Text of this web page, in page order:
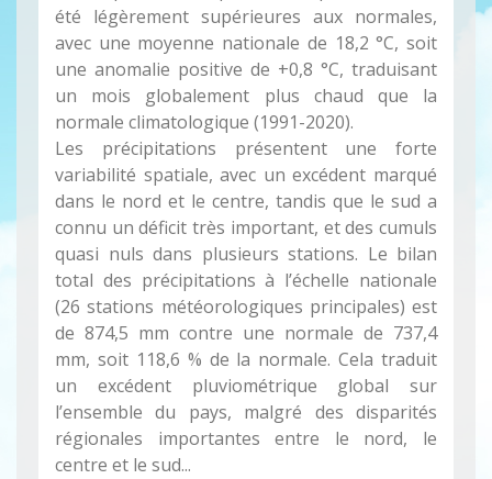
été légèrement supérieures aux normales,
avec une moyenne nationale de 18,2 °C, soit
une anomalie positive de +0,8 °C, traduisant
un mois globalement plus chaud que la
normale climatologique (1991-2020).
Les précipitations présentent une forte
variabilité spatiale, avec un excédent marqué
dans le nord et le centre, tandis que le sud a
connu un déficit très important, et des cumuls
quasi nuls dans plusieurs stations. Le bilan
total des précipitations à l’échelle nationale
(26 stations météorologiques principales) est
de 874,5 mm contre une normale de 737,4
mm, soit 118,6 % de la normale. Cela traduit
un excédent pluviométrique global sur
l’ensemble du pays, malgré des disparités
régionales importantes entre le nord, le
centre et le sud...